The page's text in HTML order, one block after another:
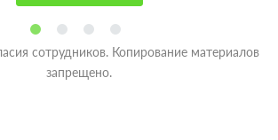
сотрудников. Копирование материалов
запрещено.